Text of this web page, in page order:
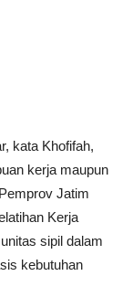
kata Khofifah,
kerja maupun
Jatim
Kerja
sipil dalam
kebutuhan